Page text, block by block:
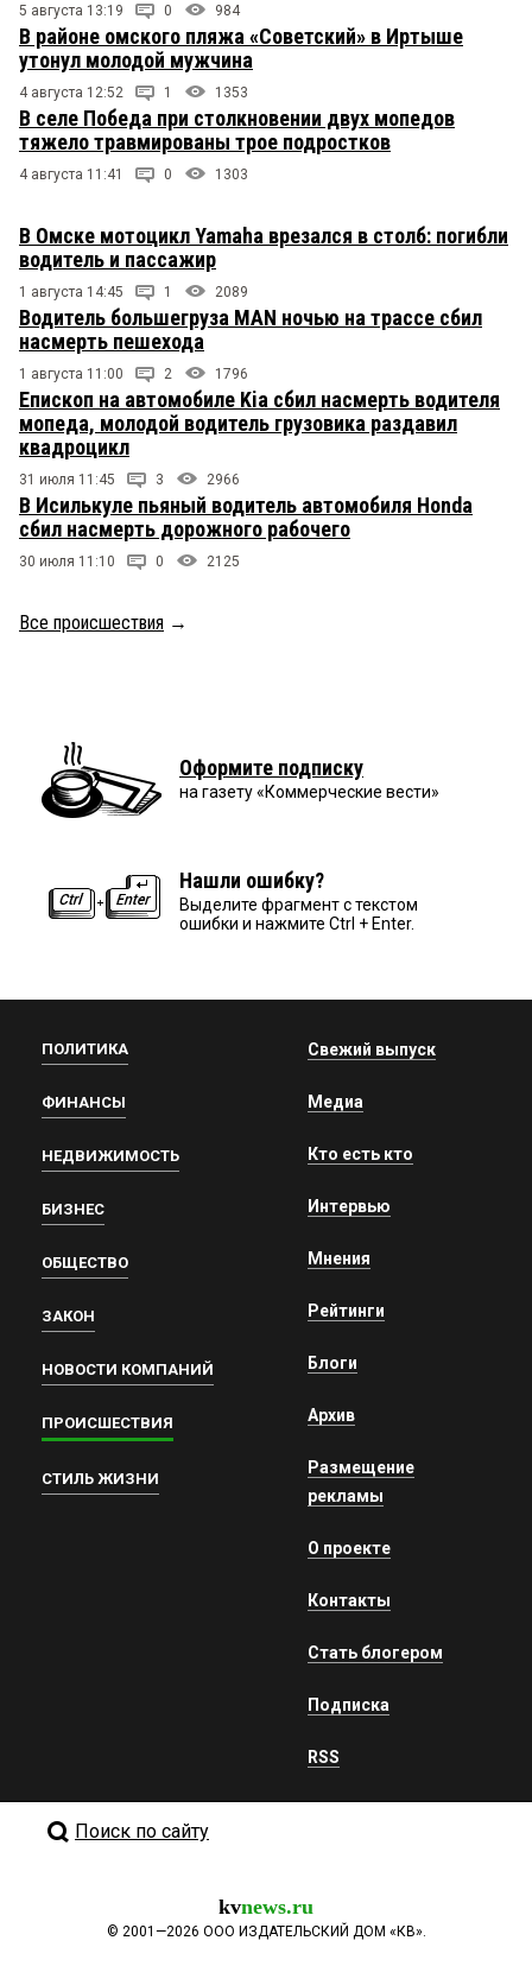
5 августа 13:19 0 984
В районе омского пляжа «Советский» в Иртыше
утонул молодой мужчина
4 августа 12:52 1 1353
В селе Победа при столкновении двух мопедов
тяжело травмированы трое подростков
4 августа 11:41 0 1303
В Омске мотоцикл Yamaha врезался в столб: погибли
водитель и пассажир
1 августа 14:45 1 2089
Водитель большегруза MAN ночью на трассе сбил
насмерть пешехода
1 августа 11:00 2 1796
Епископ на автомобиле Kia сбил насмерть водителя
мопеда, молодой водитель грузовика раздавил
квадроцикл
31 июля 11:45 3 2966
В Исилькуле пьяный водитель автомобиля Honda
сбил насмерть дорожного рабочего
30 июля 11:10 0 2125
Все происшествия →
Оформите подписку
на газету «Коммерческие вести»
Нашли ошибку?
Выделите фрагмент с текстом
ошибки и нажмите Ctrl + Enter.
ПОЛИТИКА
ФИНАНСЫ
НЕДВИЖИМОСТЬ
БИЗНЕС
ОБЩЕСТВО
ЗАКОН
НОВОСТИ КОМПАНИЙ
ПРОИСШЕСТВИЯ
СТИЛЬ ЖИЗНИ
Свежий выпуск
Медиа
Кто есть кто
Интервью
Мнения
Рейтинги
Блоги
Архив
Размещение
рекламы
О проекте
Контакты
Стать блогером
Подписка
RSS
Поиск по сайту
kvnews.ru
© 2001—2026 ООО ИЗДАТЕЛЬСКИЙ ДОМ «КВ».